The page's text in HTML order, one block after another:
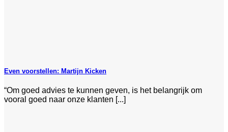
Even voorstellen: Martijn Kicken
“Om goed advies te kunnen geven, is het belangrijk om
vooral goed naar onze klanten [...]